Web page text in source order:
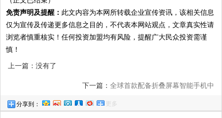
免责声明及提醒： 此文内容为本网所转载企业宣传资讯，该相关信息
仅为宣传及传递更多信息之目的，不代表本网站观点，文章真实性请
浏览者慎重核实！任何投资加盟均有风险，提醒广大民众投资需谨
慎！
上一篇：没有了
下一篇： 全球首款配备折叠屏幕智能手机中
分享到： 更多